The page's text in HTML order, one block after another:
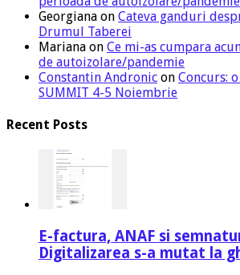
Georgiana on Cateva ganduri
Drumul Taberei
Mariana on Ce mi-as cumpara
de autoizolare/pandemie
Constantin Andronic on Concurs:
SUMMIT 4-5 Noiembrie
Recent Posts
E-factura, ANAF si
Digitalizarea s-a mutat la